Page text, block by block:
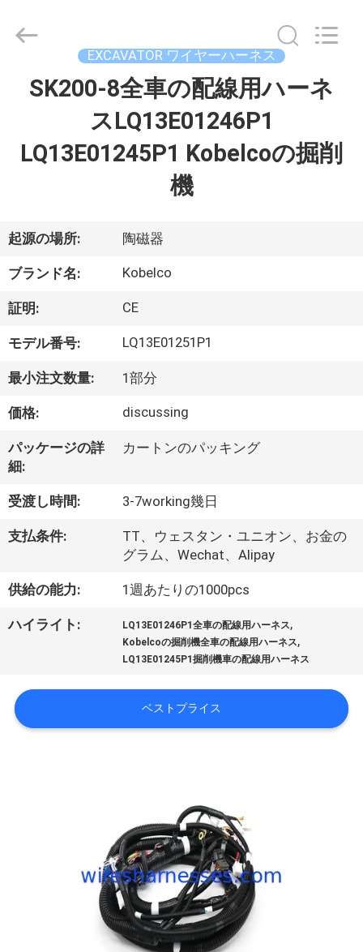
プ
ク
ト
私
達
つ
い
て
工
場
旅
品
質
2026
Beijing
Management
Services
Reserved.
EXCAVATOR ワイヤーハーネス
SK200-8全車の配線用ハーネ
スLQ13E01246P1
LQ13E01245P1 Kobelcoの掘削
機
起源の場所: 陶磁器
ブランド名: Kobelco
証明: CE
モデル番号: LQ13E01251P1
最小注文数量: 1部分
価格: discussing
パッケージの詳
細:
カートンのパッキング
受渡し時間: 3-7working幾日
支払条件:
TT、ウェスタン・ユニオン、お金の
グラム、Wechat、Alipay
供給の能力: 1週あたりの1000pcs
ハイライト: LQ13E01246P1全車の配線用ハーネス,
Kobelcoの掘削機全車の配線用ハーネス,
LQ13E01245P1掘削機車の配線用ハーネス
ベストプライス